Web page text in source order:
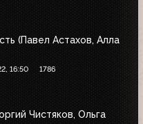
(Павел Астахов, Алла
16:50 1786
Чистяков, Ольга